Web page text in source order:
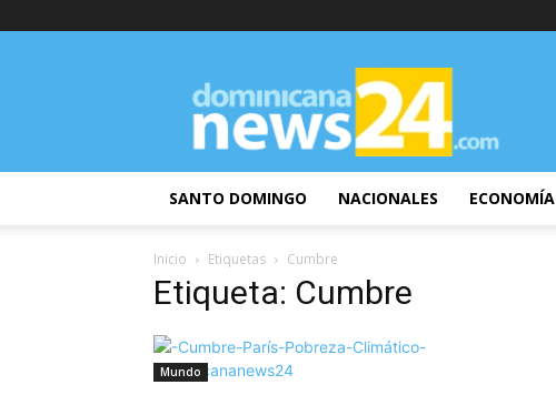
DominicanaNews24
SANTO DOMINGO NACIONALES ECONOMÍA
Inicio Etiquetas Cumbre
Etiqueta: Cumbre
Mundo